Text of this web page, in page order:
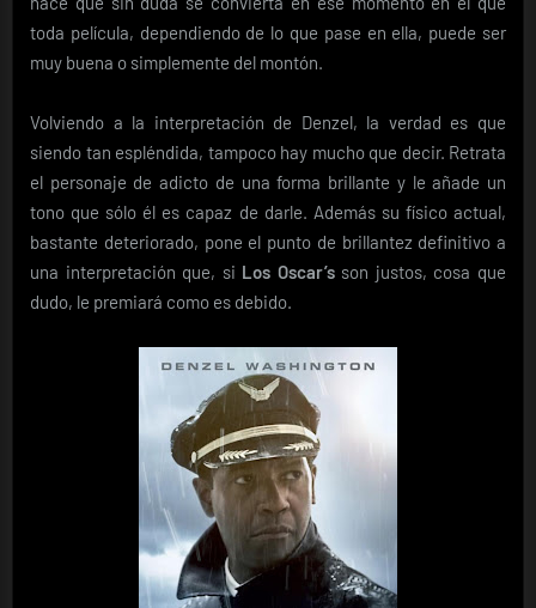
toda película, dependiendo de lo que pase en ella, puede ser
muy buena o simplemente del montón.
Volviendo a la interpretación de Denzel, la verdad es que
siendo tan espléndida, tampoco hay mucho que decir. Retrata
el personaje de adicto de una forma brillante y le añade un
tono que sólo él es capaz de darle. Además su físico actual,
bastante deteriorado, pone el punto de brillantez definitivo a
una interpretación que, si Los Oscar’sson justos, cosa que
dudo, le premiará como es debido.